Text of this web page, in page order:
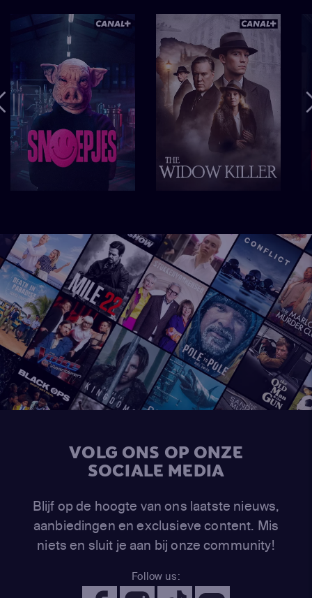
VOLG ONS OP ONZE
SOCIALE MEDIA
Blijf op de hoogte van ons laatste nieuws,
aanbiedingen en exclusieve content. Mis
niets en sluit je aan bij onze community!
Follow us: